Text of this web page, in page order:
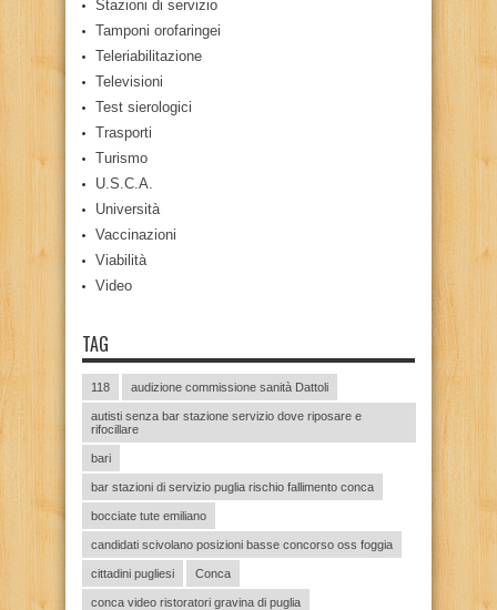
Stazioni di servizio
Tamponi orofaringei
Teleriabilitazione
Televisioni
Test sierologici
Trasporti
Turismo
U.S.C.A.
Università
Vaccinazioni
Viabilità
Video
TAG
118 audizione commissione sanità Dattoli
autisti senza bar stazione servizio dove riposare e
rifocillare
bari
bar stazioni di servizio puglia rischio fallimento conca
bocciate tute emiliano
candidati scivolano posizioni basse concorso oss foggia
cittadini pugliesi Conca
conca video ristoratori gravina di puglia